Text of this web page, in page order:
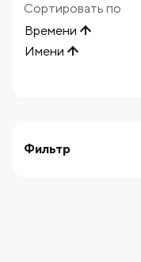
Фильтр
Сортировать по
Времени
Имени